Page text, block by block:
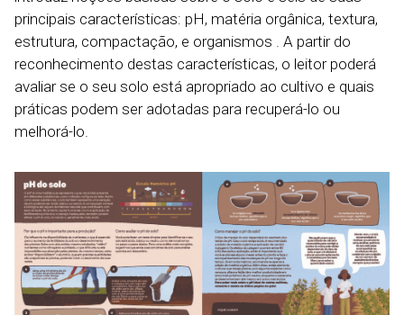
principais características: pH, matéria orgânica, textura,
estrutura, compactação, e organismos . A partir do
reconhecimento destas características, o leitor poderá
avaliar se o seu solo está apropriado ao cultivo e quais
práticas podem ser adotadas para recuperá-lo ou
melhorá-lo.